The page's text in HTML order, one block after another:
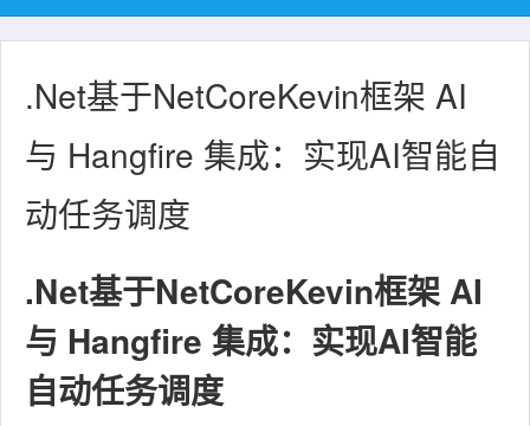
.Net基于NetCoreKevin框架 AI
与 Hangfire 集成：实现AI智能自
动任务调度
.Net基于NetCoreKevin框架 AI
与 Hangfire 集成：实现AI智能
自动任务调度